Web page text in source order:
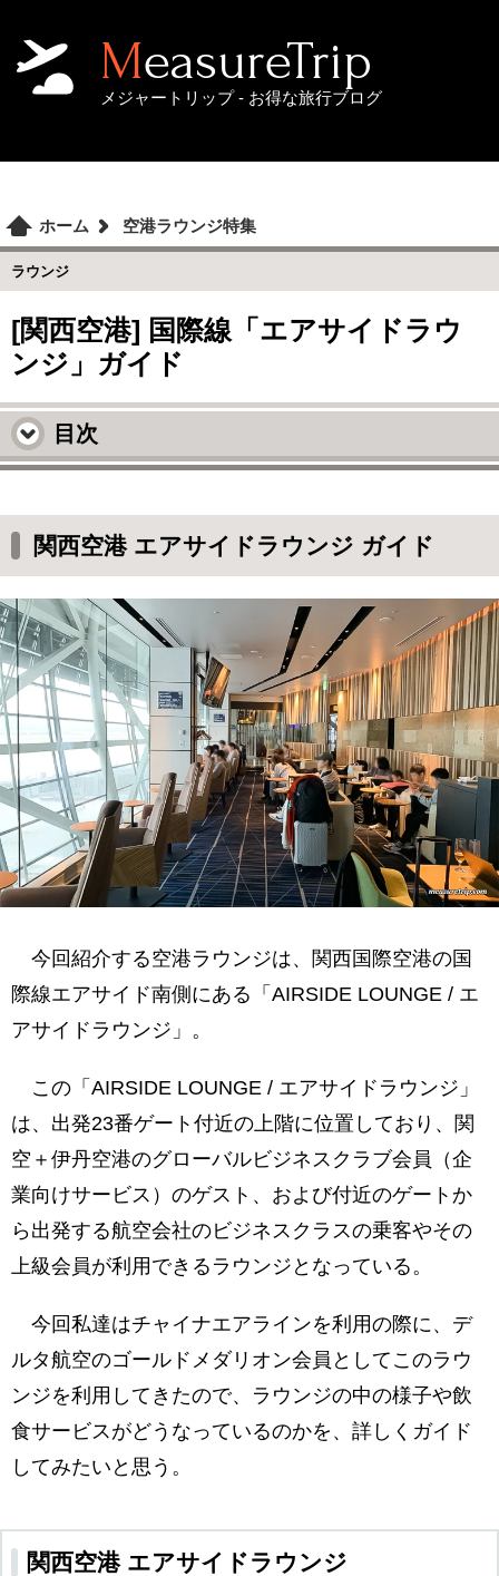
MeasureTrip
メジャートリップ - お得な旅行ブログ
ホーム 空港ラウンジ特集
ラウンジ
[関西空港] 国際線「エアサイドラウ
ンジ」ガイド
目次
関西空港 エアサイドラウンジの場所
関西空港 エアサイドラウンジの中の様子
エアサイドラウンジの飲食サービス内容
コールドカットやスイーツなど
チキンラーメンやおにぎり
お寿司
ホットミール
軽食がメインの食事内容
お酒コーナー
日本酒
生ビール
ドリンクバー
関西空港 エアサイドラウンジ・まとめ
関西空港 エアサイドラウンジ ガイド
今回紹介する空港ラウンジは、関西国際空港の国
際線エアサイド南側にある「AIRSIDE LOUNGE / エ
アサイドラウンジ」。
この「AIRSIDE LOUNGE / エアサイドラウンジ」
は、出発23番ゲート付近の上階に位置しており、関
空＋伊丹空港のグローバルビジネスクラブ会員（企
業向けサービス）のゲスト、および付近のゲートか
ら出発する航空会社のビジネスクラスの乗客やその
上級会員が利用できるラウンジとなっている。
今回私達はチャイナエアラインを利用の際に、デ
ルタ航空のゴールドメダリオン会員としてこのラウ
ンジを利用してきたので、ラウンジの中の様子や飲
食サービスがどうなっているのかを、詳しくガイド
してみたいと思う。
関西空港 エアサイドラウンジ